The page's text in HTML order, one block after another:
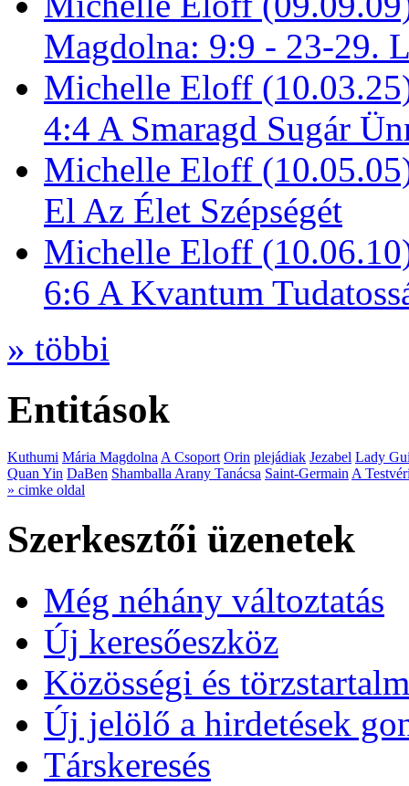
Magdolna: 9:9 - 23-29.
Michelle Eloff
4:4 A Smaragd Sugár
Michelle Eloff
El Az Élet Szépségét
Michelle Eloff
6:6 A Kvantum
» többi
Entitások
Kuthumi Mária MagdolnaA Csoport Orin plejádiak Jezabel Lady
Quan Yin DaBen Shamballa Arany Tanácsa Saint-GermainA
» cimke oldal
Szerkesztői üzenetek
Még néhány változtatás
Új keresőeszköz
Közösségi és
Új jelölő a hirdetések
Társkeresés